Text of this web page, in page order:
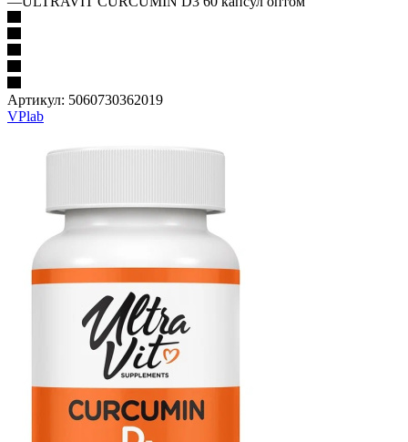
Артикул: 5060730362019
VPlab